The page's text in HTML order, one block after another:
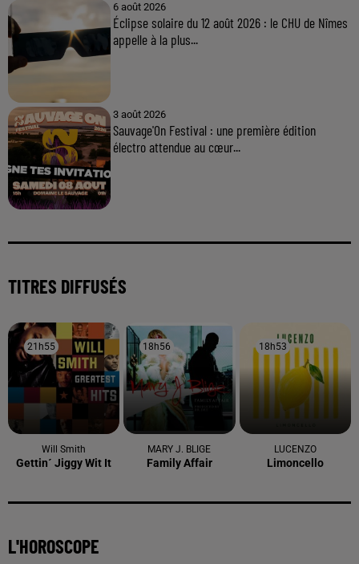
6 août 2026
Éclipse solaire du 12 août 2026 : le CHU de Nîmes
appelle à la plus...
3 août 2026
Sauvage'On Festival : une première édition
électro attendue au cœur...
TITRES DIFFUSÉS
21h55
21h55
Will Smith
Gettin´ Jiggy Wit It
18h56
18h56
MARY J. BLIGE
Family Affair
18h53
18h53
LUCENZO
Limoncello
L'HOROSCOPE